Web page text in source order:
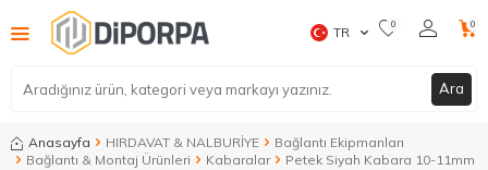
Ara
TR 0 0
Anasayfa HIRDAVAT & NALBURİYE
Bağlantı Ekipmanları
Bağlantı & Montaj Ürünleri
Kabaralar Petek Siyah Kabara 10-11mm